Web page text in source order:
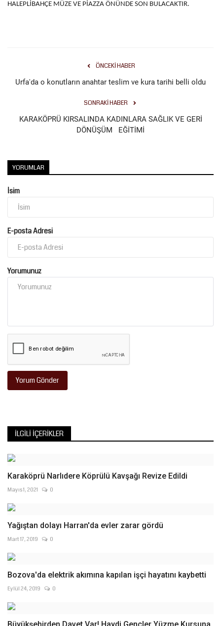
HALEPLİBAHÇE MÜZE VE PİAZZA ÖNÜNDE SON BULACAKTIR.
ÖNCEKI HABER
Urfa'da o konutların anahtar teslim ve kura tarihi belli oldu
SONRAKI HABER
KARAKÖPRÜ KIRSALINDA KADINLARA SAĞLIK VE GERİ
DÖNÜŞÜM EĞİTİMİ
YORUMLAR
İsim
E-posta Adresi
Yorumunuz
Yorum Gönder
İLGILI İÇERIKLER
Karaköprü Narlıdere Köprülü Kavşağı Revize Edildi
Mayıs 1, 2021 0
Yağıştan dolayı Harran'da evler zarar gördü
Mart 17, 2019 0
Bozova'da elektrik akımına kapılan işçi hayatını kaybetti
Eylül 24, 2019 0